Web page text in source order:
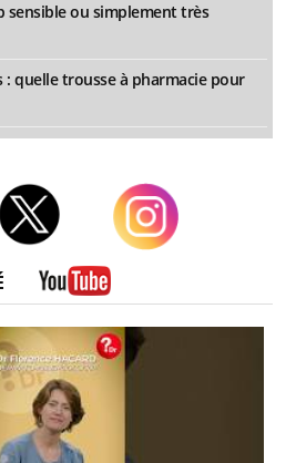
ou simplement très
: quelle trousse à pharmacie pour